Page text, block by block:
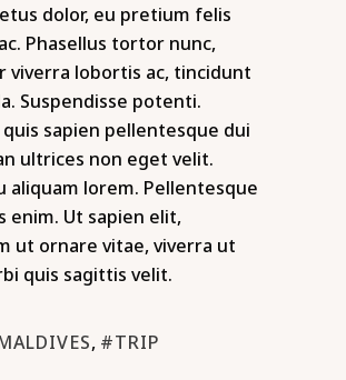
dolor, eu pretium felis
Phasellus tortor nunc,
lobortis ac, tincidunt
Suspendisse potenti.
sapien pellentesque dui
ultrices non eget velit.
aliquam lorem. Pellentesque
enim. Ut sapien elit,
ut ornare vitae, viverra ut
quis sagittis velit.
, #TRIP